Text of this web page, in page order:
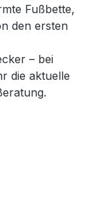
Fußbette,
den ersten
– bei
die aktuelle